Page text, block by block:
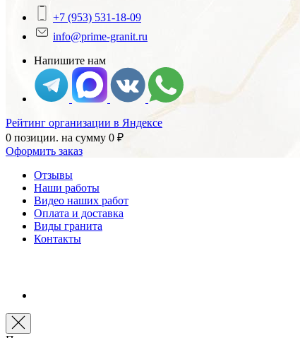
+7 (953) 531-18-09
info@prime-granit.ru
Напишите нам
Рейтинг организации в Яндексе
0 позиции. на сумму 0 ₽
Оформить заказ
Отзывы
Наши работы
Видео наших работ
Оплата и доставка
Виды гранита
Контакты